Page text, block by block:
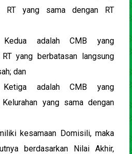
RT yang sama dengan RT
adalah CMB yang
yang berbatasan langsung
dan
adalah CMB yang
yang sama dengan
kesamaan Domisili, maka
berdasarkan Nilai Akhir,